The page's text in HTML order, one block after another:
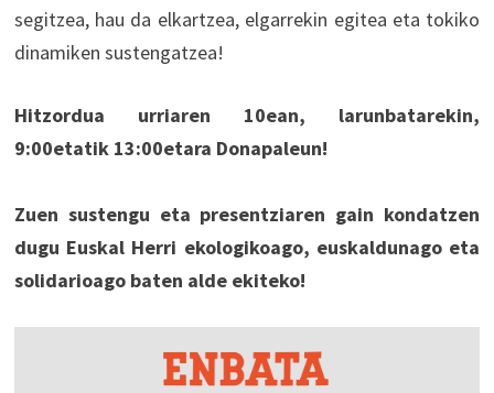
segitzea, hau da elkartzea, elgarrekin egitea eta tokiko
dinamiken sustengatzea!
Hitzordua urriaren 10ean, larunbatarekin,
9:00etatik 13:00etara Donapaleun!
Zuen sustengu eta presentziaren gain kondatzen
dugu Euskal Herri ekologikoago, euskaldunago eta
solidarioago baten alde ekiteko!